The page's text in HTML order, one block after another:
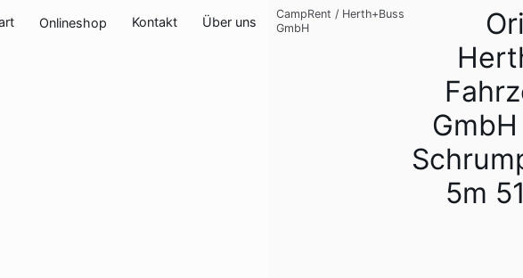
Onlineshop Kontakt Über uns
CampRent
GmbH
/ Herth+Buss
5m